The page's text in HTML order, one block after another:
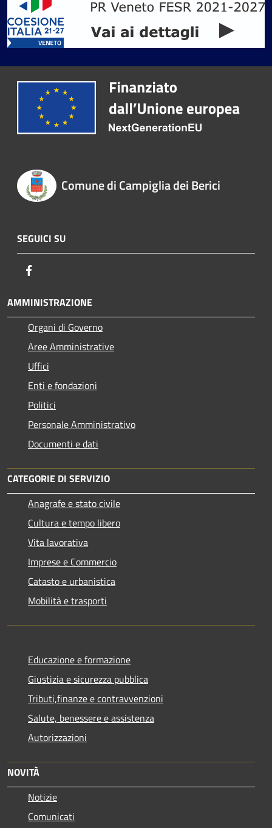
Comune di Campiglia dei Berici
SEGUICI SU
AMMINISTRAZIONE
Organi di Governo
Aree Amministrative
Uffici
Enti e fondazioni
Politici
Personale Amministrativo
Documenti e dati
CATEGORIE DI SERVIZIO
Anagrafe e stato civile
Cultura e tempo libero
Vita lavorativa
Imprese e Commercio
Catasto e urbanistica
Mobilità e trasporti
Educazione e formazione
Giustizia e sicurezza pubblica
Tributi,finanze e contravvenzioni
Salute, benessere e assistenza
Autorizzazioni
NOVITÀ
Notizie
Comunicati